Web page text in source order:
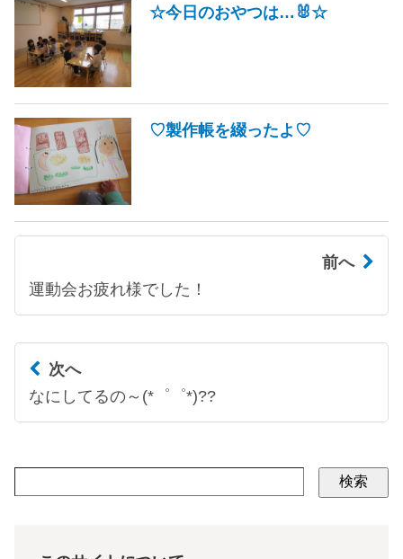
☆今日のおやつは…🐰☆
♡製作帳を綴ったよ♡
前へ
運動会お疲れ様でした！
次へ
なにしてるの～(*゜゜*)??
検索